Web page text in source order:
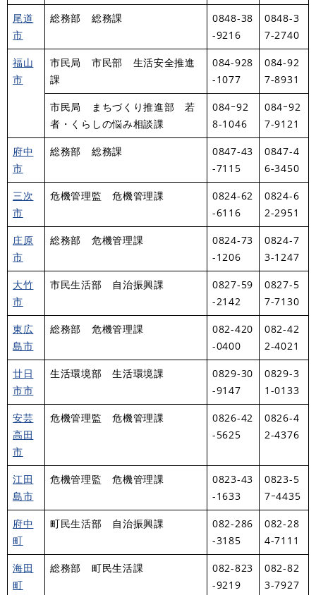
尾道
市
総務部 総務課
0848-38
-9216
0848-3
7-2740
福山
市
市民局 市民部 生活安全推進
課
084-928
-1077
084-92
7-8931
市民局 まちづくり推進部 若
者・くらしの悩み相談課
084ｰ92
8-1046
084ｰ92
7-9121
府中
市
総務部 総務課
0847-43
-7115
0847-4
6-3450
三次
市
危機管理監 危機管理課
0824-62
-6116
0824-6
2-2951
庄原
市
総務部 危機管理課
0824-73
-1206
0824-7
3-1247
大竹
市
市民生活部 自治振興課
0827-59
-2142
0827-5
7-7130
東広
島市
総務部 危機管理課
082-420
-0400
082-42
2-4021
廿日
市市
生活環境部 生活環境課
0829-30
-9147
0829-3
1-0133
安芸
高田
市
危機管理監 危機管理課
0826-42
-5625
0826-4
2-4376
江田
島市
危機管理監 危機管理課
0823-43
-1633
0823-5
7ｰ4435
府中
町
町民生活部 自治振興課
082-286
-3185
082-28
4-7111
海田
町
総務部 町民生活課
082-823
-9219
082-82
3-7927